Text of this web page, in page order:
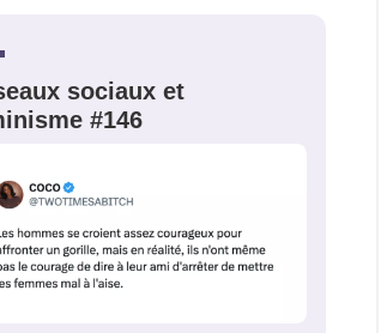
sociaux et
#146
PSEUDO
?
propre